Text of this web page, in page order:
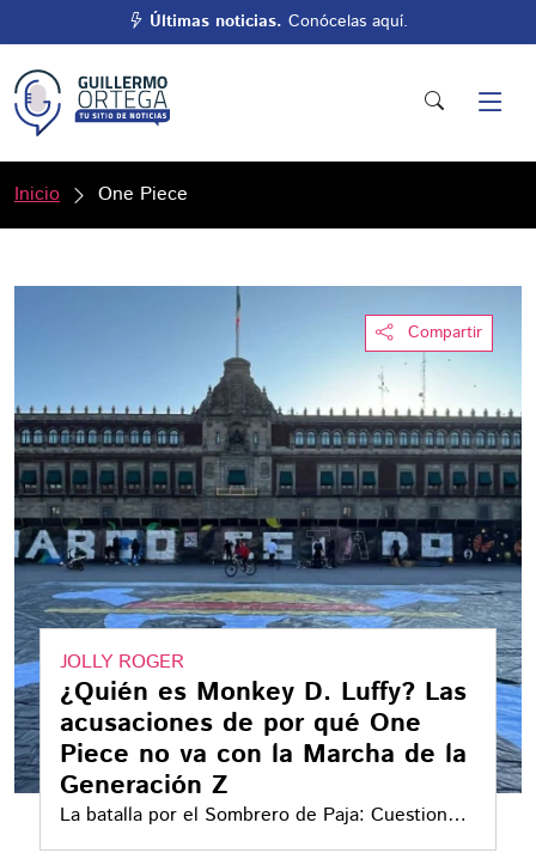
Últimas noticias. Conócelas aquí.
Inicio One Piece
Compartir
JOLLY ROGER
¿Quién es Monkey D. Luffy? Las
acusaciones de por qué One
Piece no va con la Marcha de la
Generación Z
La batalla por el Sombrero de Paja: Cuestionan
la apropiación de One Piece en la Marcha Gen